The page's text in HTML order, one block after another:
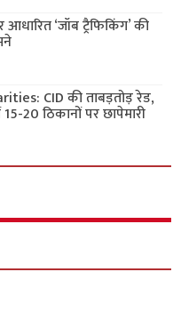
‘जॉब ट्रैफिकिंग’ की
CID की ताबड़तोड़ रेड,
20 ठिकानों पर छापेमारी